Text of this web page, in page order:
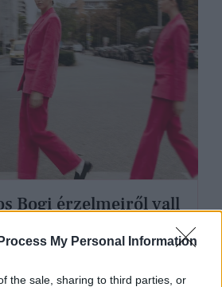
My Personal Information
the sale, sharing to third parties, or
Bogi érzelmeiről vall